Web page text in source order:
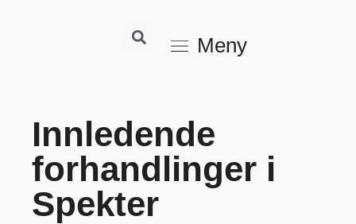
Meny
Innledende
forhandlinger i
Spekter